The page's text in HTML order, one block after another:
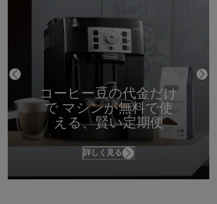
コーヒー豆の代金だけ
で マシンが無料で使
える、賢い定期便
詳しく見る